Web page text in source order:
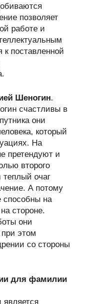
позволяет
работе и
поставленной
Шеногин.
счастливы в
они
который
На
претендуют и
второго
очаг
А потому
на
стороне.
они
этом
со стороны
для фамилии